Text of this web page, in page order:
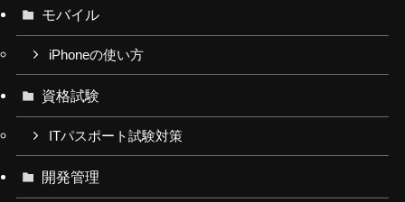
モバイル
iPhoneの使い方
資格試験
ITパスポート試験対策
開発管理